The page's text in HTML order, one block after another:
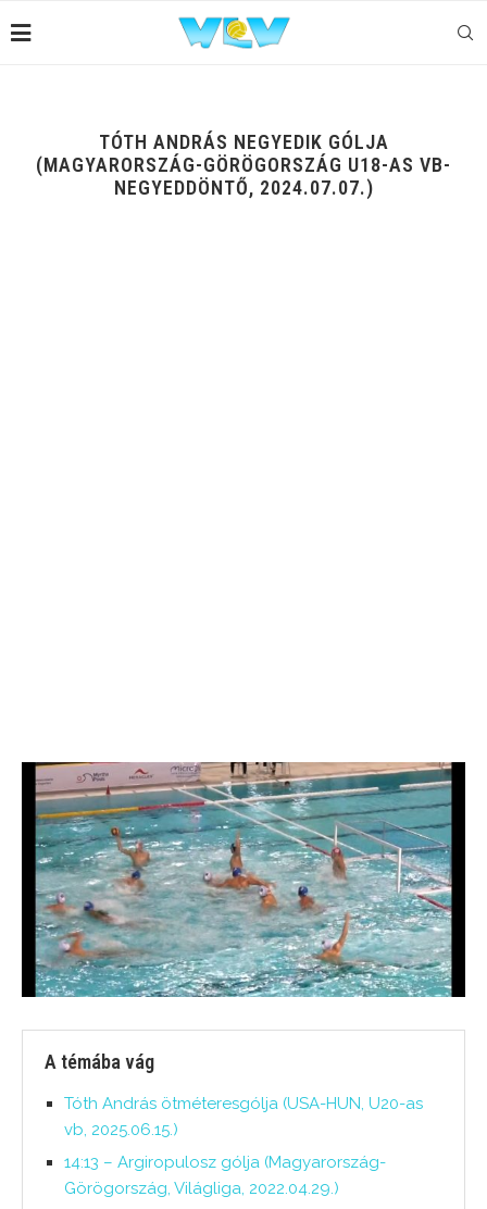
TÓTH ANDRÁS NEGYEDIK GÓLJA
(MAGYARORSZÁG-GÖRÖGORSZÁG U18-AS VB-
NEGYEDDÖNTŐ, 2024.07.07.)
A témába vág
Tóth András ötméteresgólja (USA-HUN, U20-as
vb, 2025.06.15.)
14:13 – Argiropulosz gólja (Magyarország-
Görögország, Világliga, 2022.04.29.)